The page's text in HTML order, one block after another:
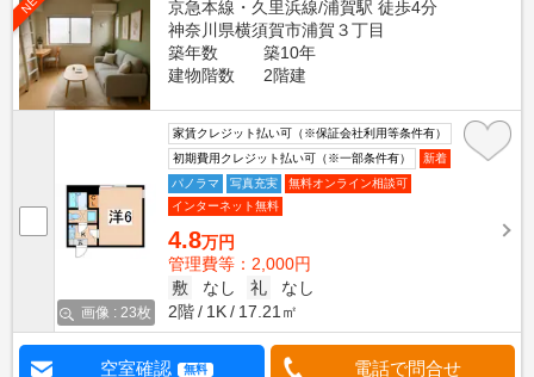
京急本線・久里浜線/浦賀駅 徒歩4分
神奈川県横須賀市浦賀３丁目
築年数
築10年
建物階数
2階建
画像 : 23枚
家賃クレジット払い可（※保証会社利用等条件有）
初期費用クレジット払い可（※一部条件有）
新着
パノラマ
写真充実
無料オンライン相談可
インターネット無料
4.8万円
管理費等：2,000円
敷
なし 礼
なし
2階
1K 17.21㎡
空室確認 無料 電話で問合せ